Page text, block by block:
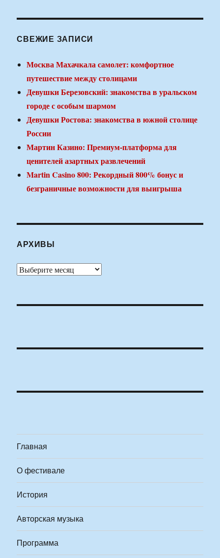
СВЕЖИЕ ЗАПИСИ
Москва Махачкала самолет: комфортное
путешествие между столицами
Девушки Березовский: знакомства в уральском
городе с особым шармом
Девушки Ростова: знакомства в южной столице
России
Мартин Казино: Премиум-платформа для
ценителей азартных развлечений
Martin Casino 800: Рекордный 800% бонус и
безграничные возможности для выигрыша
АРХИВЫ
Архивы
Главная
О фестивале
История
Авторская музыка
Программа